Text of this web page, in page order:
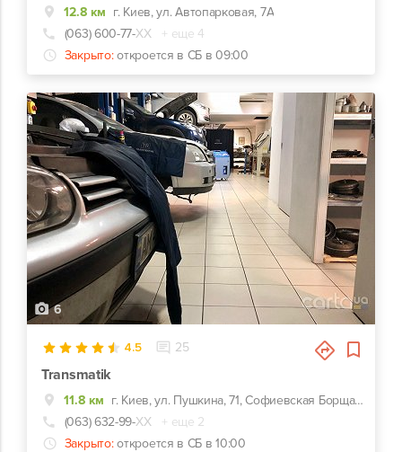
12.8 км г. Киев, ул. Автопарковая, 7А
(063) 600-77-ХХ
+ еще 4
Закрыто: откроется в СБ в 09:00
6
4.5 25
Transmatik
11.8 км
г. Киев, ул. Пушкина, 71, Софиевская Борщаговка, Окружная дорога
(063) 632-99-ХХ
+ еще 2
Закрыто: откроется в СБ в 10:00